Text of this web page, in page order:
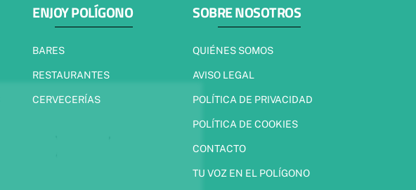
ENJOY POLÍGONO
BARES
RESTAURANTES
CERVECERÍAS
SOBRE NOSOTROS
QUIÉNES SOMOS
AVISO LEGAL
POLÍTICA DE PRIVACIDAD
POLÍTICA DE COOKIES
CONTACTO
TU VOZ EN EL POLÍGONO